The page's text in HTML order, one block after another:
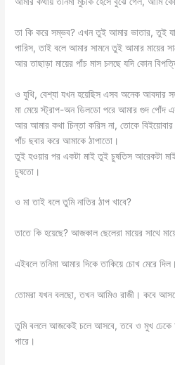
তা কি করে সম্ভব? এখন তুই আমার ভাতার, তুই
পারিস, তাই বলে আমার সামনে তুই আমার মায়ের
আর তাছাড়া মায়ের পাঁচ মাস চলছে যদি কোন
ও যুথি, বেশ্যা যখন হয়েছিস এসব অনেক আবদার
মা মেয়ে স্ট্রাপ-অন ডিলডো পরে আমার গুদ পোঁদ
আর আমার কথা চিন্তা করিস না, তোকে বিইয়োবার
পাঁচ ছবার করে আমাকে ঠাপাতো।
তুই হওয়ার পর একটা মাই তুই চুষতিস আরেকটা
চুষতো।
ও মা তাই বলে তুমি নাতির ঠাপ খাবে?
তাতে কি হয়েছে? আজকাল ছেলেরা মায়ের সাথে
এইবলে তনিমা আমার দিকে তাকিয়ে চোখ মেরে
তোমরা যখন বলছো, তখন আমিও রাজী। কবে
তুমি বললে আজকেই চলে আসবে, তবে ও মুখ ঢেকে
পারে।